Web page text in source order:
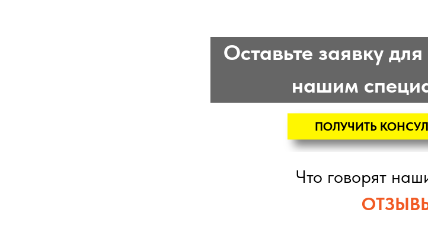
ПОЛУЧИТЬ
Оставьте заявку
нашим
Что говорят